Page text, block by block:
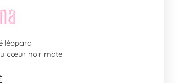
léopard
cœur noir mate